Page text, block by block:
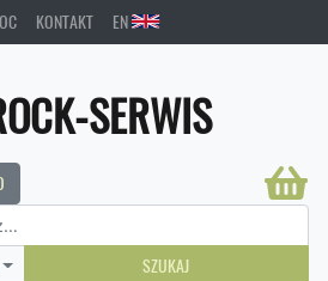
KONTAKT EN
SERWIS
SZUKAJ